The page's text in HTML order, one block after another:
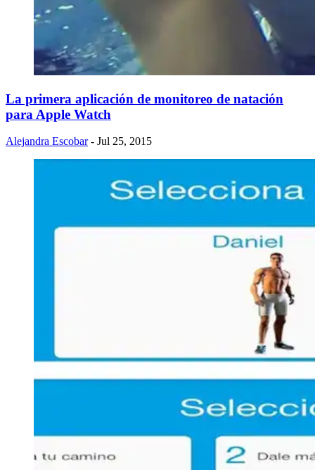
​La primera aplicación de monitoreo de natación
para Apple Watch
Alejandra Escobar - Jul 25, 2015